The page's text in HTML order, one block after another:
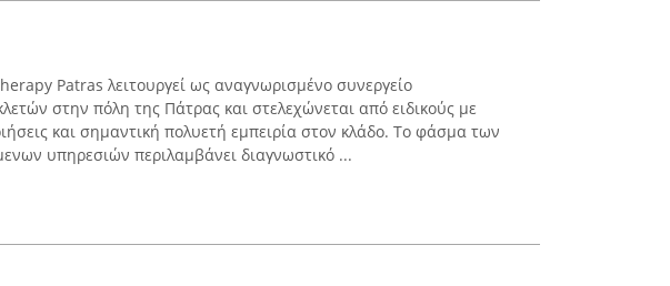
Patras λειτουργεί ως αναγνωρισμένο συνεργείο
στην πόλη της Πάτρας και στελεχώνεται από ειδικούς με
και σημαντική πολυετή εμπειρία στον κλάδο. Το φάσμα των
υπηρεσιών περιλαμβάνει διαγνωστικό ...